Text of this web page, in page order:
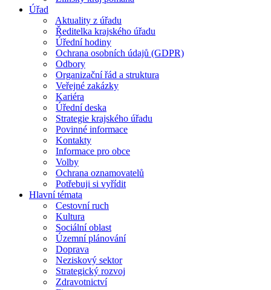
Úřad
Aktuality z úřadu
Ředitelka krajského úřadu
Úřední hodiny
Ochrana osobních údajů (GDPR)
Odbory
Organizační řád a struktura
Veřejné zakázky
Kariéra
Úřední deska
Strategie krajského úřadu
Povinné informace
Kontakty
Informace pro obce
Volby
Ochrana oznamovatelů
Potřebuji si vyřídit
Hlavní témata
Cestovní ruch
Kultura
Sociální oblast
Územní plánování
Doprava
Neziskový sektor
Strategický rozvoj
Zdravotnictví